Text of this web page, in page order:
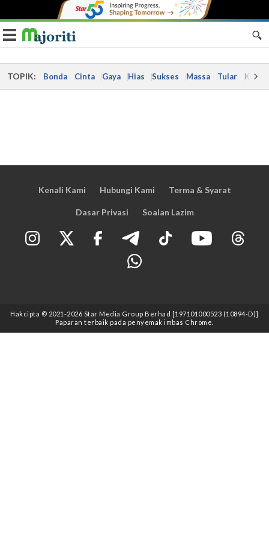
Toggle navigation
TOPIK: Bonda Cinta Gaya Hias Sukses Massa Tular Kes
Kenali Kami Hubungi Kami Terma & Syarat
Dasar Privasi Soalan Lazim
Hakcipta © 2021 -2026 Star Media Group Berhad [197101000523 (10894-D)]
Paparan terbaik pada penyemak imbas Chrome.